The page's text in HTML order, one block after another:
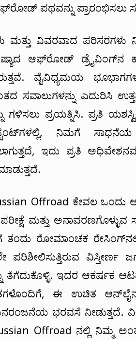
ಪಥವನ್ನು ಪ್ರಾರಂಭಿಸಲು
ಮತ್ತು ವಿವರವಾದ ಪರಿಸರಗಳು
ಆಫ್‌ರೋಡ್ ಡ್ರೈವಿಂಗ್‌ನ
ವೈವಿಧ್ಯಮಯ
ಸವಾಲುಗಳನ್ನು ಎದುರಿಸಿ
ಗಳಿಸಲು ಪ್ರಯತ್ನಿಸಿ. ಪ್ರತಿ
ನಿಮಗೆ ಸಾಧನೆಯ
ಇದು ಪ್ರತಿ
Offroad ಕೇವಲ ಒಂದು
ಮತ್ತು
ತಂದು ರೋಮಾಂಚಕ
ವಿಸ್ತೀರ್ಣ
ಇದರ ಆಕರ್ಷಕ
ಈ ಉಚಿತ
ಭರವಸೆ ನೀಡುತ್ತದೆ.
Offroad ನಲ್ಲಿ ನಿಮ್ಮ